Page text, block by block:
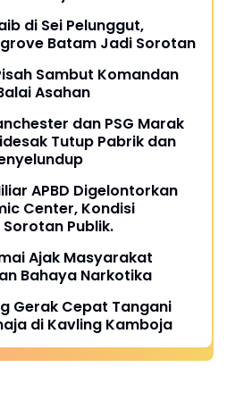
di Sei Pelunggut,
Batam Jadi Sorotan
Sambut Komandan
Asahan
dan PSG Marak
Tutup Pabrik dan
APBD Digelontorkan
Center, Kondisi
Publik.
Ajak Masyarakat
Bahaya Narkotika
Gerak Cepat Tangani
di Kavling Kamboja